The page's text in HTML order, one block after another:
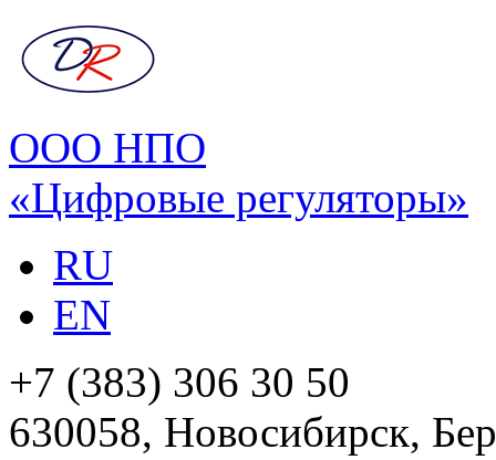
ООО НПО
«Цифровые регуляторы»
RU
EN
+7 (383) 306 30 50
630058, Новосибирск,